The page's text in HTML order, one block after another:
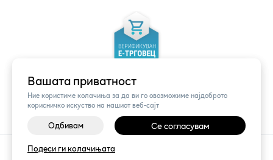
Вашата приватност
Ние користиме колачиња за да ви го овозможиме најдоброто
корисничко искуство на нашиот веб-сајт
Одбивам Се согласувам
Подеси ги колачињата
©2026